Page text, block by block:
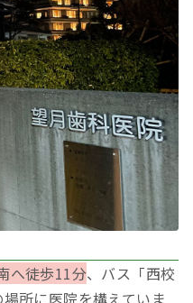
へ徒歩11分、バス「西校
所に医院を構えていま